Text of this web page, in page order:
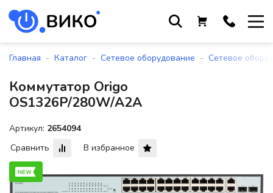
с понедельника по пятницу
+375 29 861 18 28
+375 17 388 09 96
sales@viko-t.by
Главная - Каталог - Сетевое оборудование - Сетевое
Коммутатор Origo
OS1326P/280W/A2A
Артикул: 2654094
Сравнить
В избранное